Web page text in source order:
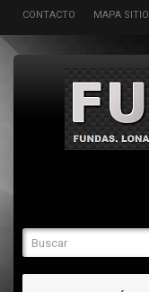
CONTACTO MAPA SITIO